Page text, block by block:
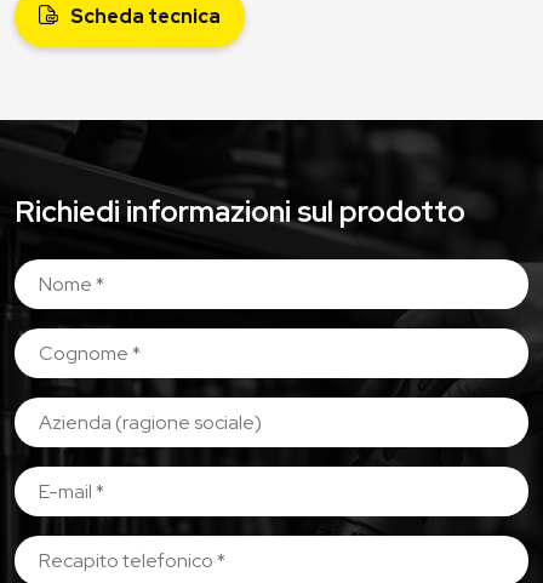
Scheda tecnica
Richiedi informazioni sul prodotto